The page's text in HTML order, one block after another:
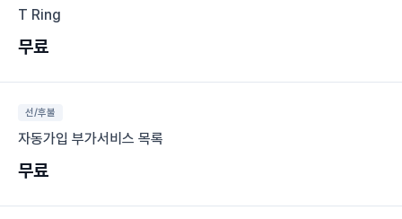
T Ring
무료
선/후불
자동가입 부가서비스 목록
무료